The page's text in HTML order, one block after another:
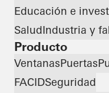
Educación e
SaludIndustria y
Producto
VentanasPuertas
FACIDSeguridad